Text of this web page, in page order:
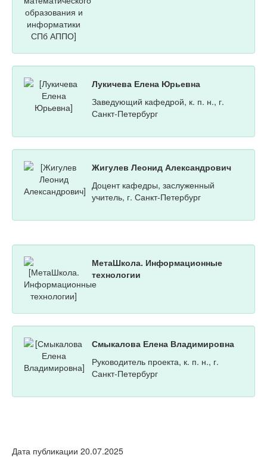
Лукичева Елена Юрьевна
Заведующий кафедрой, к. п. н., г.
Санкт-Петербург
Жигулев Леонид Александрович
Доцент кафедры, заслуженный
учитель, г. Санкт-Петербург
МетаШкола. Информационные
технологии
Смыкалова Елена Владимировна
Руководитель проекта, к. п. н., г.
Санкт-Петербург
Дата публикации 20.07.2025